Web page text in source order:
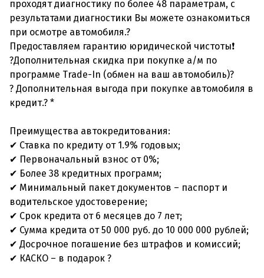
проходят диагностику по более 48 параметрам, с
результатами диагностики Вы можете ознакомиться
при осмотре автомобиля.?
Предоставляем гарантию юридической чистоты❗
?Дополнительная скидка при покупке а/м по
программе Trade-In (обмен на ваш автомобиль)?
? Дополнительная выгода при покупке автомобиля в
кредит.? *
Преимущества автокредитования:
✔ Ставка по кредиту от 1.9% годовых;
✔ Первоначальный взнос от 0%;
✔ Более 38 кредитных программ;
✔ Минимальный пакет документов – паспорт и
водительское удостоверение;
✔ Срок кредита от 6 месяцев до 7 лет;
✔ Сумма кредита от 50 000 руб. до 10 000 000 рублей;
✔ Досрочное погашение без штрафов и комиссий;
✔ КАСКО – в подарок ?